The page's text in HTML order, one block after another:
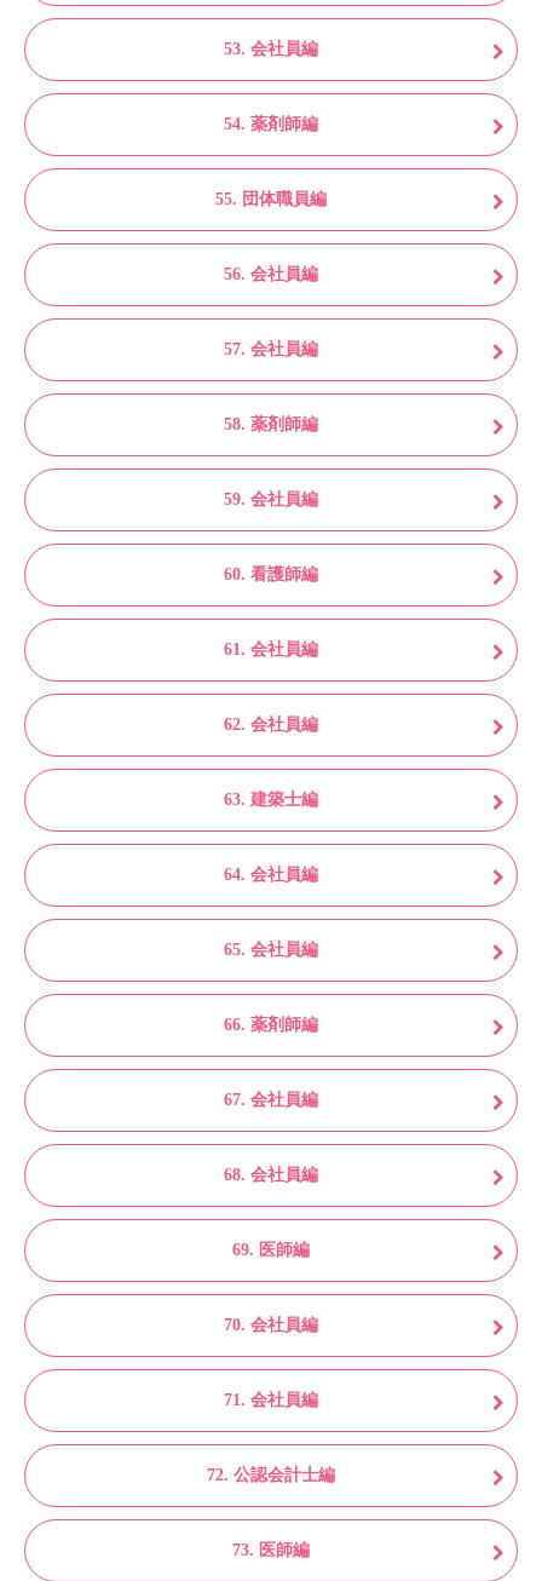
53. 会社員編
54. 薬剤師編
55. 団体職員編
56. 会社員編
57. 会社員編
58. 薬剤師編
59. 会社員編
60. 看護師編
61. 会社員編
62. 会社員編
63. 建築士編
64. 会社員編
65. 会社員編
66. 薬剤師編
67. 会社員編
68. 会社員編
69. 医師編
70. 会社員編
71. 会社員編
72. 公認会計士編
73. 医師編